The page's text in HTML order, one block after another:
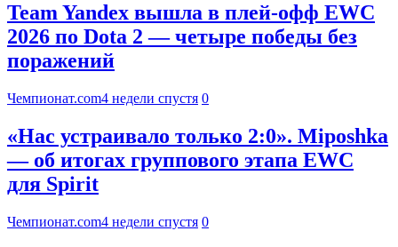
Team Yandex вышла в плей-офф EWC
2026 по Dota 2 — четыре победы без
поражений
Чемпионат.com4 недели спустя 0
«Нас устраивало только 2:0». Miposhka
— об итогах группового этапа EWC
для Spirit
Чемпионат.com4 недели спустя 0